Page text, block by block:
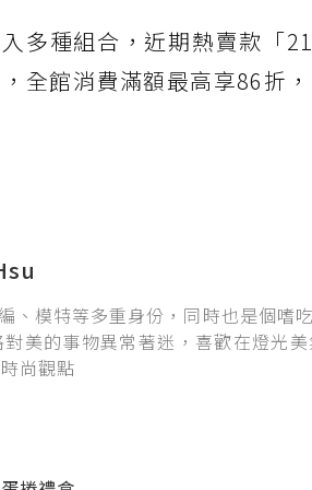
多種組合，近期熱賣款「
全館消費滿額最高享86折
、模特等多重身份，同時也是個嗜
美的事物異常著迷，喜歡在燈光
尚觀點